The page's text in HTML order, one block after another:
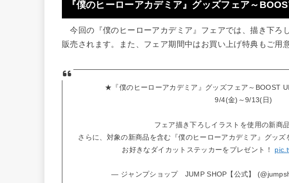
『僕のヒーローアカデミア』グッズフェア～
今回の『僕のヒーローアカデミア』フェアでは、描き下ろ
販売されます。また、フェア期間中はお買い上げ特典もご用意
★『僕のヒーローアカデミア』グッズフェア～BOOST
9/4(金)～9/13(日)
フェア描き下ろしイラストを使用の新商
さらに、対象の新商品を含む『僕のヒーローアカデミア』グッズ
お好きなダイカットステッカーをプレゼント！
— ジャンプショップ JUMP SHOP【公式】